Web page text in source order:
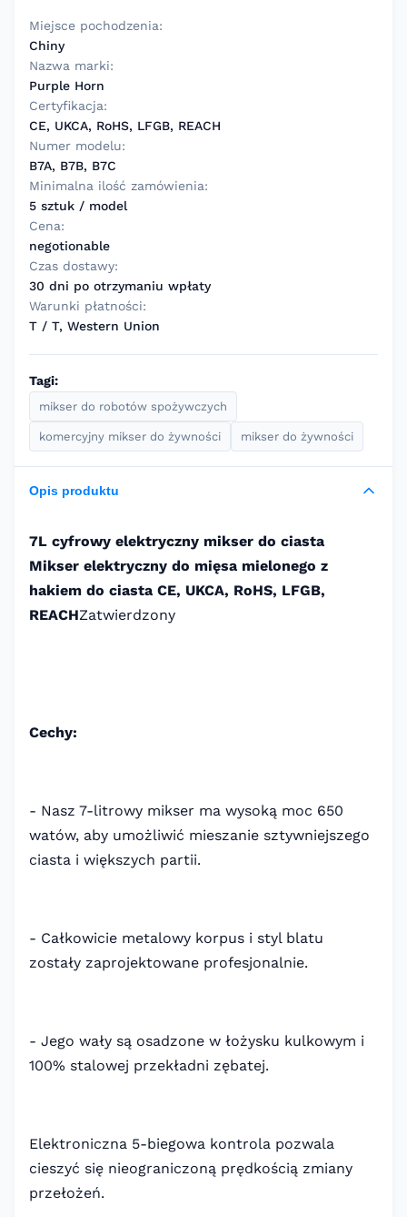
Miejsce pochodzenia:
Chiny
Nazwa marki:
Purple Horn
Certyfikacja:
CE, UKCA, RoHS, LFGB, REACH
Numer modelu:
B7A, B7B, B7C
Minimalna ilość zamówienia:
5 sztuk / model
Cena:
negotionable
Czas dostawy:
30 dni po otrzymaniu wpłaty
Warunki płatności:
T / T, Western Union
Tagi:
mikser do robotów spożywczych
komercyjny mikser do żywności mikser do żywności
Opis produktu
7L cyfrowy elektryczny mikser do ciasta
Mikser elektryczny do mięsa mielonego z
hakiem do ciasta CE, UKCA, RoHS, LFGB,
REACHZatwierdzony
Cechy:
- Nasz 7-litrowy mikser ma wysoką moc 650
watów, aby umożliwić mieszanie sztywniejszego
ciasta i większych partii.
- Całkowicie metalowy korpus i styl blatu
zostały zaprojektowane profesjonalnie.
- Jego wały są osadzone w łożysku kulkowym i
100% stalowej przekładni zębatej.
Elektroniczna 5-biegowa kontrola pozwala
cieszyć się nieograniczoną prędkością zmiany
przełożeń.